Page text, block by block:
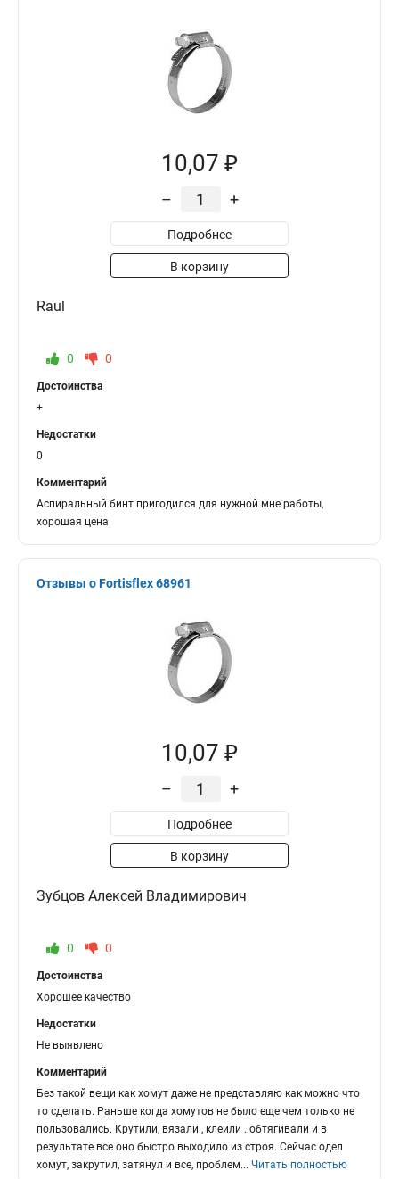
10,07 ₽
– +
Подробнее
В корзину
Raul
0 0
Достоинства
+
Недостатки
0
Комментарий
Аспиральный бинт пригодился для нужной мне работы,
хорошая цена
Отзывы о Fortisflex 68961
10,07 ₽
– +
Подробнее
В корзину
Зубцов Алексей Владимирович
0 0
Достоинства
Хорошее качество
Недостатки
Не выявлено
Комментарий
Без такой вещи как хомут даже не представляю как можно что
то сделать. Раньше когда хомутов не было еще чем только не
пользовались. Крутили, вязали , клеили . обтягивали и в
результате все оно быстро выходило из строя. Сейчас одел
хомут, закрутил, затянул и все, проблем... Читать полностью